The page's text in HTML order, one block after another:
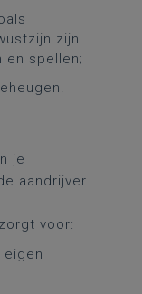
zijn
en spellen;
je
aandrijver
voor:
eigen